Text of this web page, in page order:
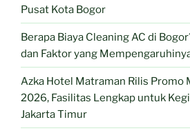
Pusat Kota Bogor
Berapa Biaya Cleaning AC di
dan Faktor yang
Azka Hotel Matraman Rilis Promo
2026, Fasilitas Lengkap untuk
Jakarta Timur